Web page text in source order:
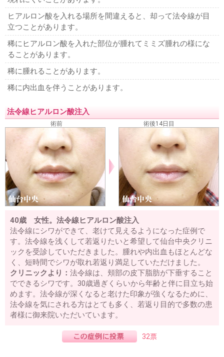
ヒアルロン酸を入れる場所を間違えると、却って法令線が目
立つことがあります。
稀にヒアルロン酸を入れた部位が腫れてミミズ腫れの様にな
ることがあります。
稀に腫れることがあります。
稀に内出血を伴うことがあります。
法令線ヒアルロン酸注入
術前 術後14日目
40歳 女性。法令線ヒアルロン酸注入
法令線にシワができて、老けて見えるようになった症例で
す。法令線を浅くして若返りたいと希望して仙台中央クリニ
ックを受診していただきました。腫れや内出血もほとんどな
く、短時間でシワが取れ若返り満足していただけました。
クリニックより： 法令線は、頬部の皮下脂肪が下垂すること
でできるシワです。30歳過ぎくらいから年齢と伴に目立ち始
めます。法令線が深くなると老けた印象が強くなるために、
法令線を気にされる方はとても多く、若返り目的で多数の患
者様に御来院いただいています。
32票